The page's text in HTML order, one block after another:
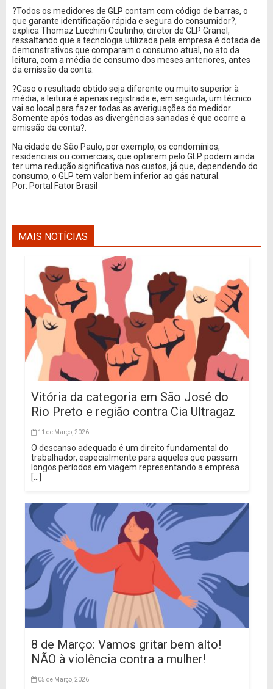
?Todos os medidores de GLP contam com código de barras, o
que garante identificação rápida e segura do consumidor?,
explica Thomaz Lucchini Coutinho, diretor de GLP Granel,
ressaltando que a tecnologia utilizada pela empresa é dotada de
demonstrativos que comparam o consumo atual, no ato da
leitura, com a média de consumo dos meses anteriores, antes
da emissão da conta.
?Caso o resultado obtido seja diferente ou muito superior à
média, a leitura é apenas registrada e, em seguida, um técnico
vai ao local para fazer todas as averiguações do medidor.
Somente após todas as divergências sanadas é que ocorre a
emissão da conta?.
Na cidade de São Paulo, por exemplo, os condomínios,
residenciais ou comerciais, que optarem pelo GLP podem ainda
ter uma redução significativa nos custos, já que, dependendo do
consumo, o GLP tem valor bem inferior ao gás natural.
Por: Portal Fator Brasil
MAIS NOTÍCIAS
Vitória da categoria em São José do
Rio Preto e região contra Cia Ultragaz
11 de Março, 2026
O descanso adequado é um direito fundamental do
trabalhador, especialmente para aqueles que passam
longos períodos em viagem representando a empresa
[...]
8 de Março: Vamos gritar bem alto!
NÃO à violência contra a mulher!
05 de Março, 2026